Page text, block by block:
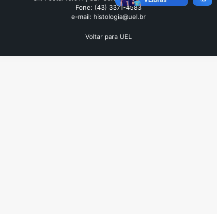
Fone: (43) 3371-4583
e-mail: histologia@uel.br
Voltar para UEL